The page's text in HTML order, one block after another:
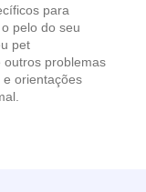
para
pelo do seu
pet
problemas
orientações